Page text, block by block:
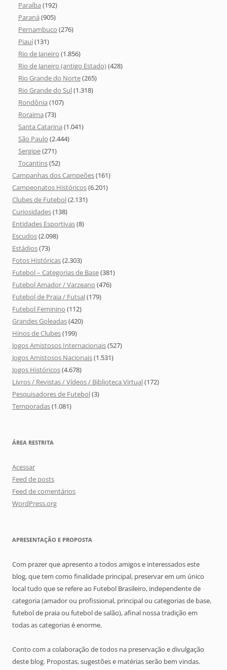
Paraíba (192)
Paraná (905)
Pernambuco (276)
Piauí(131)
Rio de Janeiro (1.856)
Rio de Janeiro (antigo Estado)(428)
Rio Grande do Norte(265)
Rio Grande do Sul(1.318)
Rondônia (107)
Roraima (73)
Santa Catarina (1.041)
São Paulo (2.444)
Sergipe(271)
Tocantins(52)
Campanhas dos Campeões(161)
Campeonatos Históricos(6.201)
Clubes de Futebol(2.131)
Curiosidades(138)
Entidades Esportivas(8)
Escudos(2.098)
Estádios(73)
Fotos Históricas(2.303)
Futebol – Categorias de Base(381)
Futebol Amador / Varzeano (476)
Futebol de Praia / Futsal(179)
Futebol Feminino (112)
Grandes Goleadas(420)
Hinos de Clubes(199)
Jogos Amistosos Internacionais(527)
Jogos Amistosos Nacionais(1.531)
Jogos Históricos(4.678)
Livros / Revistas / Vídeos / Biblioteca Virtual(172)
Pesquisadores de Futebol(3)
Temporadas(1.081)
ÁREA RESTRITA
Acessar
Feed de posts
Feed de comentários
WordPress.org
APRESENTAÇÃO E PROPOSTA
Com prazer que apresento a todos amigos e interessados este
blog, que tem como finalidade principal, preservar em um único
local tudo que se refere ao Futebol Brasileiro, independente de
categoria (amador ou profissional, principal ou categorias de base,
futebol de praia ou futebol de salão), afinal nossa tradição em
todas as categorias é enorme.
Conto com a colaboração de todos na preservação e divulgação
deste blog. Propostas, sugestões e matérias serão bem vindas.